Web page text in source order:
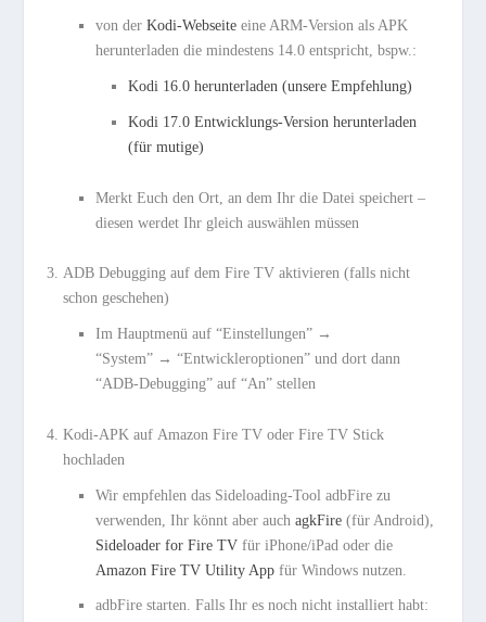
von derKodi-Webseite eine ARM-Version als APK
herunterladen die mindestens 14.0 entspricht, bspw.:
Kodi 16.0 herunterladen (unsere Empfehlung)
Kodi 17.0 Entwicklungs-Version herunterladen
(für mutige)
Merkt Euch den Ort, an dem Ihr die Datei speichert –
diesen werdet Ihr gleich auswählen müssen
ADB Debugging auf dem Fire TV aktivieren (falls nicht
schon geschehen)
Im Hauptmenü auf “Einstellungen” →
“System” → “Entwickleroptionen” und dort dann
“ADB-Debugging” auf “An” stellen
Kodi-APK auf Amazon Fire TV oder Fire TV Stick
hochladen
Wir empfehlen das Sideloading-Tool adbFire zu
verwenden, Ihr könnt aber auchagkFire (für Android),
Sideloader for Fire TV für iPhone/iPad oder die
Amazon Fire TV Utility App für Windows nutzen.
adbFire starten. Falls Ihr es noch nicht installiert habt: